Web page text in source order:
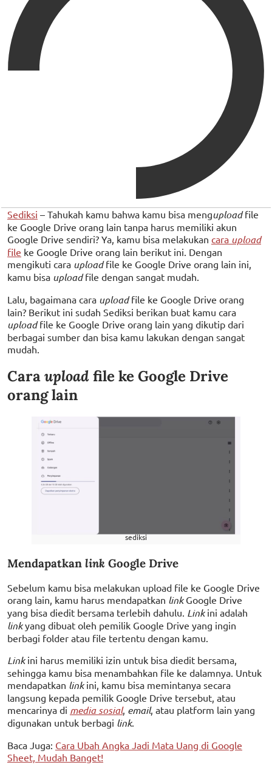
Sediksi – Tahukah kamu bahwa kamu bisa menguploadfile
ke Google Drive orang lain tanpa harus memiliki akun
Google Drive sendiri? Ya, kamu bisa melakukan cara upload
file ke Google Drive orang lain berikut ini. Dengan
mengikuti cara uploadfile ke Google Drive orang lain ini,
kamu bisa uploadfile dengan sangat mudah.
Lalu, bagaimana cara uploadfile ke Google Drive orang
lain? Berikut ini sudah Sediksi berikan buat kamu cara
uploadfile ke Google Drive orang lain yang dikutip dari
berbagai sumber dan bisa kamu lakukan dengan sangat
mudah.
Carauploadfile ke Google Drive
orang lain
sediksi
Mendapatkan link Google Drive
Sebelum kamu bisa melakukan upload file ke Google Drive
orang lain, kamu harus mendapatkan link Google Drive
yang bisa diedit bersama terlebih dahulu. Link ini adalah
linkyang dibuat oleh pemilik Google Drive yang ingin
berbagi folder atau file tertentu dengan kamu.
Link ini harus memiliki izin untuk bisa diedit bersama,
sehingga kamu bisa menambahkan file ke dalamnya. Untuk
mendapatkan link ini, kamu bisa memintanya secara
langsung kepada pemilik Google Drive tersebut, atau
mencarinya di media sosial, email, atau platform lain yang
digunakan untuk berbagi link.
Baca Juga: Cara Ubah Angka Jadi Mata Uang di Google
Sheet, Mudah Banget!